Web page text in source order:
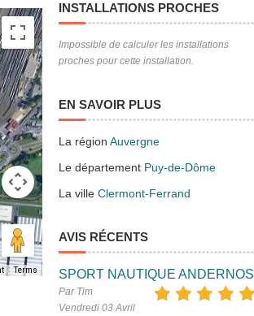
Terms
INSTALLATIONS PROCHES
Impossible de calculer les installations
proches pour cette installation.
EN SAVOIR PLUS
La région Auvergne
Le département Puy-de-Dôme
La ville Clermont-Ferrand
AVIS RÉCENTS
SPORT NAUTIQUE ANDERNOS
Par Tim
Vendredi 03 Avril